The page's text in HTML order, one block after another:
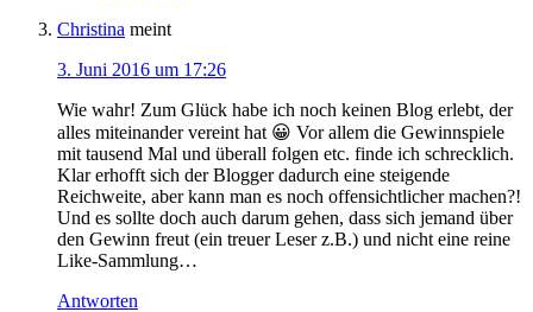
Christina meint
3. Juni 2016 um 17:26
Wie wahr! Zum Glück habe ich noch keinen Blog erlebt, der
alles miteinander vereint hat 😀 Vor allem die Gewinnspiele
mit tausend Mal und überall folgen etc. finde ich schrecklich.
Klar erhofft sich der Blogger dadurch eine steigende
Reichweite, aber kann man es noch offensichtlicher machen?!
Und es sollte doch auch darum gehen, dass sich jemand über
den Gewinn freut (ein treuer Leser z.B.) und nicht eine reine
Like-Sammlung…
Antworten